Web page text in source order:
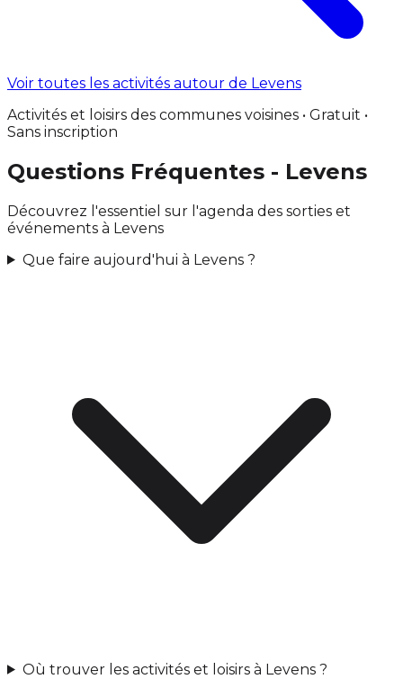
Voir toutes les activités autour de Levens
Activités et loisirs des communes voisines • Gratuit •
Sans inscription
Questions Fréquentes - Levens
Découvrez l'essentiel sur l'agenda des sorties et
événements à Levens
Que faire aujourd'hui à Levens ?
Où trouver les activités et loisirs à Levens ?